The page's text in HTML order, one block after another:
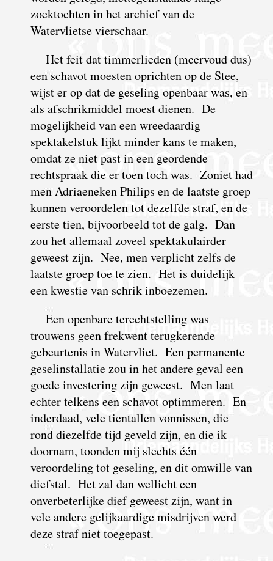
zoektochten in het archief van de
Watervlietse vierschaar.
Het feit dat timmerlieden (meervoud dus)
een schavot moesten oprichten op de Stee,
wijst er op dat de geseling openbaar was, en
als afschrikmiddel moest dienen. De
mogelijkheid van een wreedaardig
spektakelstuk lijkt minder kans te maken,
omdat ze niet past in een geordende
rechtspraak die er toen toch was. Zoniet had
men Adriaeneken Philips en de laatste groep
kunnen veroordelen tot dezelfde straf, en de
eerste tien, bijvoorbeeld tot de galg. Dan
zou het allemaal zoveel spektakulairder
geweest zijn. Nee, men verplicht zelfs de
laatste groep toe te zien. Het is duidelijk
een kwestie van schrik inboezemen.
Een openbare terechtstelling was
trouwens geen frekwent terugkerende
gebeurtenis in Watervliet. Een permanente
geselinstallatie zou in het andere geval een
goede investering zijn geweest. Men laat
echter telkens een schavot optimmeren. En
inderdaad, vele tientallen vonnissen, die
rond diezelfde tijd geveld zijn, en die ik
doornam, toonden mij slechts één
veroordeling tot geseling, en dit omwille van
diefstal. Het zal dan wellicht een
onverbeterlijke dief geweest zijn, want in
vele andere gelijkaardige misdrijven werd
deze straf niet toegepast.